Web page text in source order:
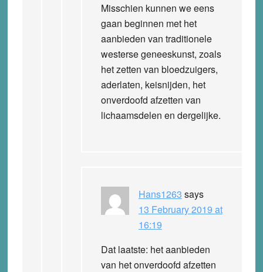
Misschien kunnen we eens
gaan beginnen met het
aanbieden van traditionele
westerse geneeskunst, zoals
het zetten van bloedzuigers,
aderlaten, keisnijden, het
onverdoofd afzetten van
lichaamsdelen en dergelijke.
Hans1263 says
13 February 2019 at
16:19
Dat laatste: het aanbieden
van het onverdoofd afzetten